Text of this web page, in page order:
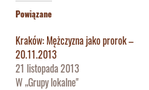
Powiązane
Kraków: Mężczyzna jako prorok –
20.11.2013
21 listopada 2013
W „Grupy lokalne"